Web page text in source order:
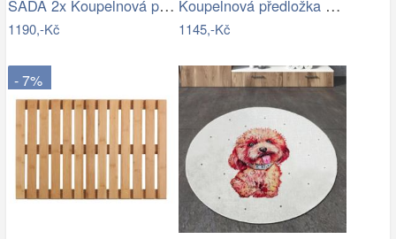
SADA 2x Koupelnová předložka LINO 60…
1190,-Kč
Koupelnová předložka 100x60 cm Blomus…
1145,-Kč
- 7%